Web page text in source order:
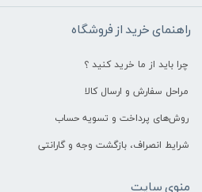
راهنمای خرید از فروشگاه
چرا باید از ما خرید کنید ؟
مراحل سفارش و ارسال کالا
روش‌های پرداخت و تسویه حساب
شرایط انصراف، بازگشت وجه و گارانتی
منوی سایت